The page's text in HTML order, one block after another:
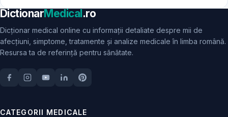
DictionarMedical.ro
Dicționar medical online cu informații detaliate despre mii de
afecțiuni, simptome, tratamente și analize medicale în limba română.
Resursa ta de referință pentru sănătate.
CATEGORII MEDICALE